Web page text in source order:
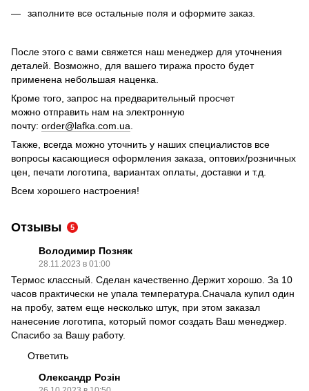
заполните все остальные поля и оформите заказ.
После этого с вами свяжется наш менеджер для уточнения
деталей. Возможно, для вашего тиража просто будет
применена небольшая наценка.
Кроме того, запрос на предварительный просчет
можно отправить нам на электронную
почту: order@lafka.com.ua
Также, всегда можно уточнить у наших специалистов все
вопросы касающиеся оформления заказа, оптових/розничных
цен, печати логотипа, вариантах оплаты, доставки и т.д.
Всем хорошего настроения!
Отзывы 5
Володимир Позняк
28.11.2023 в 01:00
Термос классный. Сделан качественно.Держит хорошо. За 10
часов практически не упала температура.Сначала купил один
на пробу, затем еще несколько штук, при этом заказал
нанесение логотипа, который помог создать Ваш менеджер.
Спасибо за Вашу работу.
Ответить
Олександр Розін